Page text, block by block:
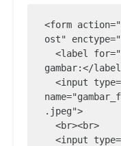
<form
ost"
gambar:</
.jpeg">